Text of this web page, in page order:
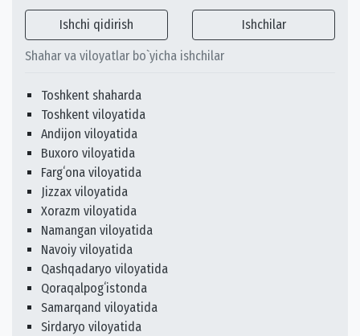
Ishchi qidirish Ishchilar
Shahar va viloyatlar bo`yicha ishchilar
Toshkent shaharda
Toshkent viloyatida
Andijon viloyatida
Buxoro viloyatida
Fargʻona viloyatida
Jizzax viloyatida
Xorazm viloyatida
Namangan viloyatida
Navoiy viloyatida
Qashqadaryo viloyatida
Qoraqalpogʻistonda
Samarqand viloyatida
Sirdaryo viloyatida